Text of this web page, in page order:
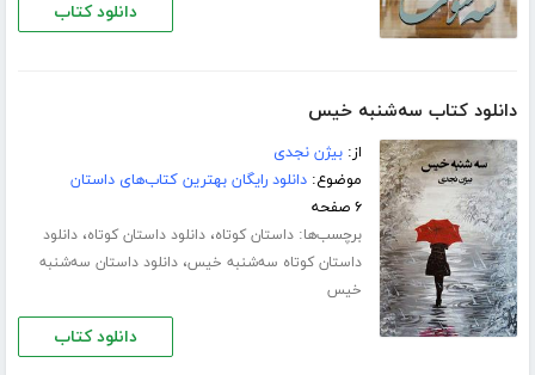
دانلود کتاب
دانلود کتاب سه‌شنبه خیس
از:بیژن نجدی
موضوع:دانلود رایگان بهترین کتاب‌های داستان
۶ صفحه
برچسب‌ها:داستان کوتاه،دانلود داستان کوتاه،دانلود
داستان کوتاه سه‌شنبه خیس،دانلود داستان سه‌شنبه
خیس
دانلود کتاب